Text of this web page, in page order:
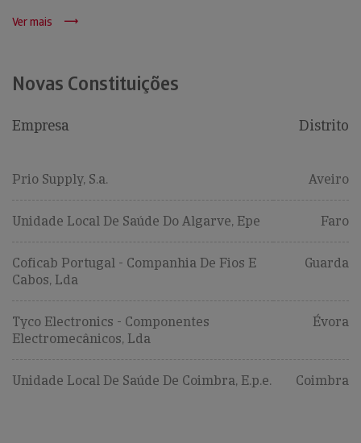
Ver mais
Novas Constituições
Empresa Distrito
Prio Supply, S.a. Aveiro
Unidade Local De Saúde Do Algarve, Epe Faro
Coficab Portugal - Companhia De Fios E
Cabos, Lda
Guarda
Tyco Electronics - Componentes
Electromecânicos, Lda
Évora
Unidade Local De Saúde De Coimbra, E.p.e. Coimbra